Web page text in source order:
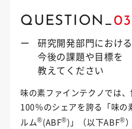
QUESTION_03
ー
研究開発部門における
今後の課題や目標を
教えてください
味の素ファインテクノでは
100％のシェアを誇る「味の
ルム®(ABF®)」（以下ABF®